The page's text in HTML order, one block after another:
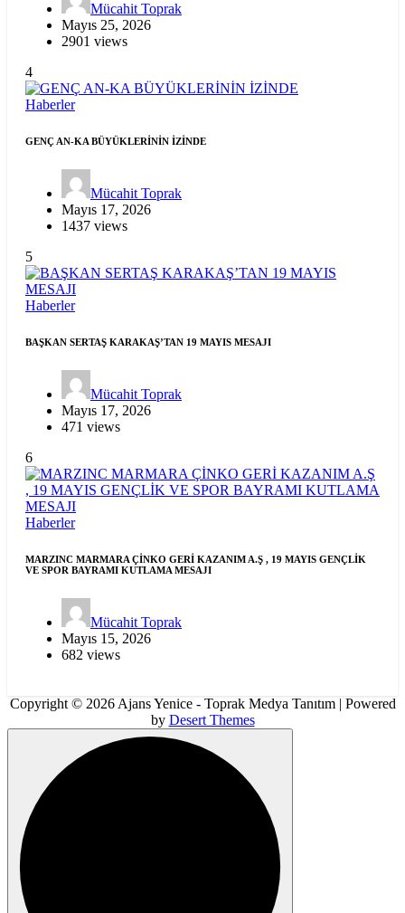
Mücahit Toprak
Mayıs 25, 2026
2901 views
4
Haberler
GENÇ AN-KA BÜYÜKLERİNİN İZİNDE
Mücahit Toprak
Mayıs 17, 2026
1437 views
5
Haberler
BAŞKAN SERTAŞ KARAKAŞ’TAN 19 MAYIS MESAJI
Mücahit Toprak
Mayıs 17, 2026
471 views
6
Haberler
MARZINC MARMARA ÇİNKO GERİ KAZANIM A.Ş , 19 MAYIS GENÇLİK
VE SPOR BAYRAMI KUTLAMA MESAJI
Mücahit Toprak
Mayıs 15, 2026
682 views
Copyright © 2026 Ajans Yenice - Toprak Medya Tanıtım | Powered
by Desert Themes